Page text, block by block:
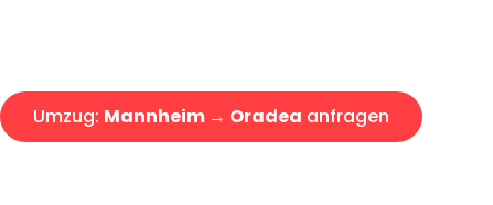
Umzug: Mannheim → Oradea anfragen